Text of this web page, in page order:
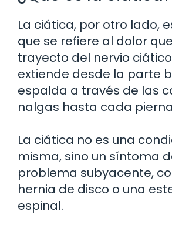
La ciática, por otro lado,
que se refiere al dolor
trayecto del nervio
extiende desde la parte
espalda a través de las
nalgas hasta cada
La ciática no es una
misma, sino un síntoma
problema subyacente,
hernia de disco o una
espinal.